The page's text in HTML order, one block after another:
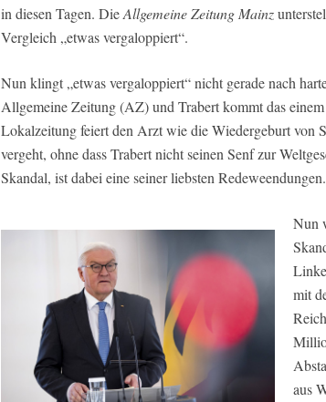
in diesen Tagen. DieAllgemeine Zeitung Mainz
Vergleich „etwas vergaloppiert“.
Nun klingt „etwas vergaloppiert“ nicht gerade nach
Allgemeine Zeitung (AZ) und Trabert kommt das
Lokalzeitung feiert den Arzt wie die Wiedergeburt von
vergeht, ohne dass Trabert nicht seinen Senf zur
Skandal, ist dabei eine seiner liebsten
Nun
mit
aus